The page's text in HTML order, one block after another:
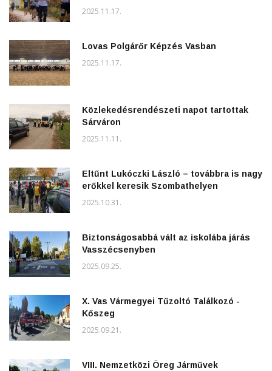
2025.11.17.
Lovas Polgárőr Képzés Vasban
2025.11.17.
Közlekedésrendészeti napot tartottak
Sárváron
2025.11.11.
Eltűnt Lukóczki László – továbbra is nagy
erőkkel keresik Szombathelyen
2025.10.31.
Biztonságosabbá vált az iskolába járás
Vasszécsenyben
2025.09.25.
X. Vas Vármegyei Tűzoltó Találkozó -
Kőszeg
2025.09.21.
VIII. Nemzetközi Öreg Járművek